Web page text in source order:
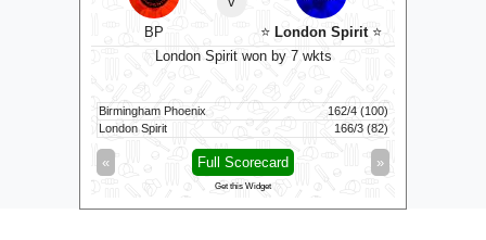
BP
⭐London Spirit ⭐
London Spirit won by 7 wkts
Birmingham Phoenix
162/4 (100)
London Spirit
166/3 (82)
« »
Full Scorecard
Get this Widget